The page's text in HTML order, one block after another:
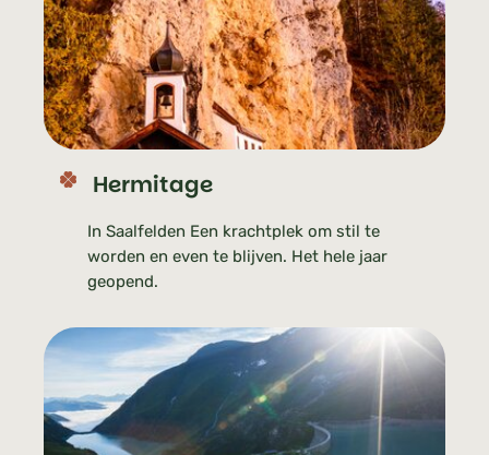
Hermitage
In Saalfelden Een krachtplek om stil te
worden en even te blijven. Het hele jaar
geopend.